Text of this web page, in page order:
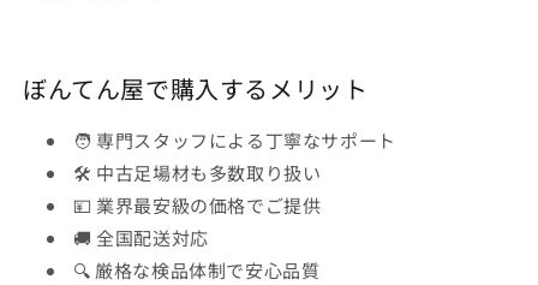
ぼんてん屋で購入するメリット
🧑 専門スタッフによる丁寧なサポート
🛠️ 中古足場材も多数取り扱い
💴 業界最安級の価格でご提供
🚚 全国配送対応
🔍 厳格な検品体制で安心品質